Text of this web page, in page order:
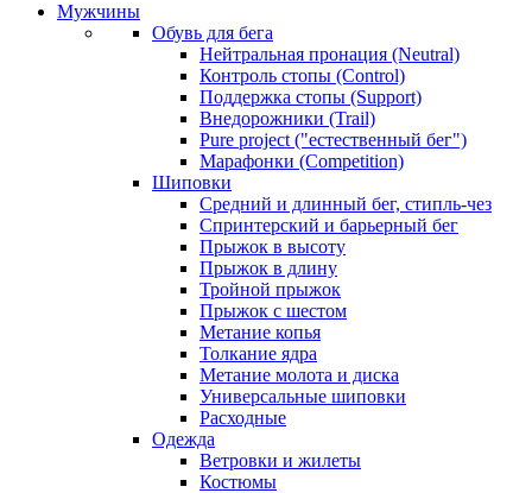
Мужчины
Обувь для бега
Нейтральная пронация (Neutral)
Контроль стопы (Control)
Поддержка стопы (Support)
Внедорожники (Trail)
Pure project ("естественный бег")
Марафонки (Competition)
Шиповки
Средний и длинный бег, стипль-чез
Cпринтерский и барьерный бег
Прыжок в высоту
Прыжок в длину
Тройной прыжок
Прыжок с шестом
Метание копья
Толкание ядра
Метание молота и диска
Универсальные шиповки
Расходные
Одежда
Ветровки и жилеты
Костюмы